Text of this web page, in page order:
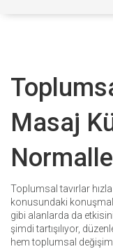
Masaj
Toplumsal tavırlar
konusundaki
gibi alanlarda da
şimdi tartışılıyor,
hem toplumsal